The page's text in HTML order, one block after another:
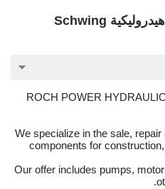
معلومات إضافية — مضخة هيدروليكية Schwing
ROCH POWER
We specialize in the sale,
components for
Our offer includes pumps,